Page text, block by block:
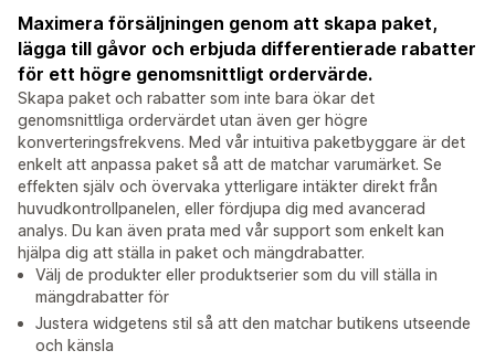
Maximera försäljningen genom att skapa paket,
lägga till gåvor och erbjuda differentierade rabatter
för ett högre genomsnittligt ordervärde.
Skapa paket och rabatter som inte bara ökar det
genomsnittliga ordervärdet utan även ger högre
konverteringsfrekvens. Med vår intuitiva paketbyggare är det
enkelt att anpassa paket så att de matchar varumärket. Se
effekten själv och övervaka ytterligare intäkter direkt från
huvudkontrollpanelen, eller fördjupa dig med avancerad
analys. Du kan även prata med vår support som enkelt kan
hjälpa dig att ställa in paket och mängdrabatter.
Välj de produkter eller produktserier som du vill ställa in
mängdrabatter för
Justera widgetens stil så att den matchar butikens utseende
och känsla